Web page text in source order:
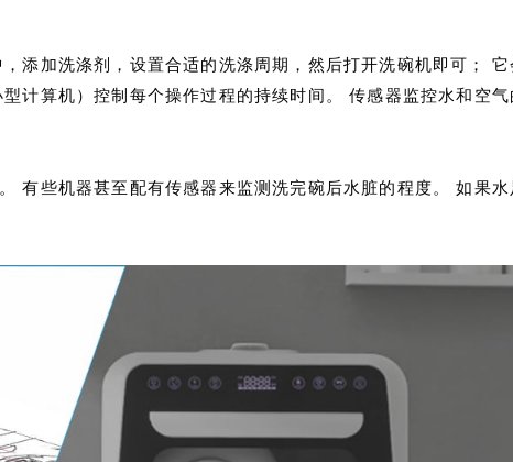
添加洗涤剂，设置合适的洗涤周期，然后打开洗碗机即可；
计算机）控制每个操作过程的持续时间。 传感器监控水和空
有些机器甚至配有传感器来监测洗完碗后水脏的程度。 如果